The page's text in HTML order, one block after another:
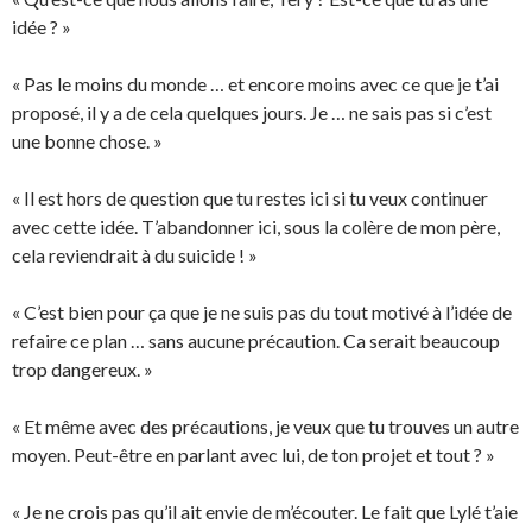
idée ? »
« Pas le moins du monde … et encore moins avec ce que je t’ai
proposé, il y a de cela quelques jours. Je … ne sais pas si c’est
une bonne chose. »
« Il est hors de question que tu restes ici si tu veux continuer
avec cette idée. T’abandonner ici, sous la colère de mon père,
cela reviendrait à du suicide ! »
« C’est bien pour ça que je ne suis pas du tout motivé à l’idée de
refaire ce plan … sans aucune précaution. Ca serait beaucoup
trop dangereux. »
« Et même avec des précautions, je veux que tu trouves un autre
moyen. Peut-être en parlant avec lui, de ton projet et tout ? »
« Je ne crois pas qu’il ait envie de m’écouter. Le fait que Lylé t’aie